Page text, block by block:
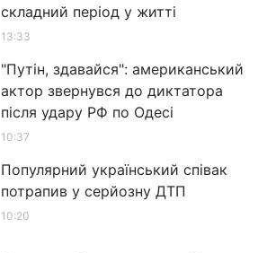
складний період у житті
13:33
"Путін, здавайся": американський
актор звернувся до диктатора
після удару РФ по Одесі
10:37
Популярний український співак
потрапив у серйозну ДТП
10:20